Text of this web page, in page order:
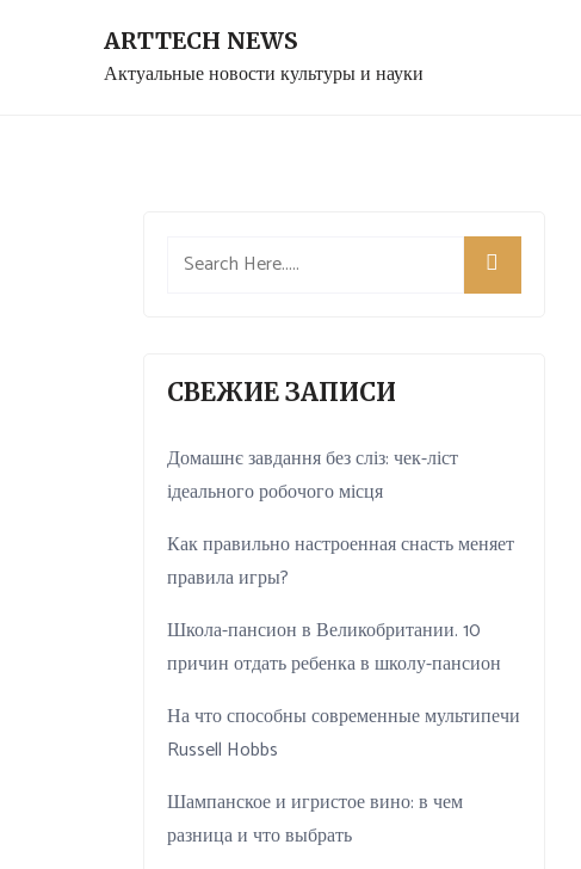
ARTTECH NEWS
Актуальные новости культуры и науки
СВЕЖИЕ ЗАПИСИ
Домашнє завдання без сліз: чек-ліст
ідеального робочого місця
Как правильно настроенная снасть меняет
правила игры?
Школа-пансион в Великобритании. 10
причин отдать ребенка в школу-пансион
На что способны современные мультипечи
Russell Hobbs
Шампанское и игристое вино: в чем
разница и что выбрать